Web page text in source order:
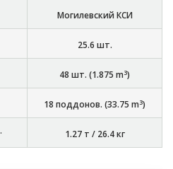
Могилевский КСИ
25.6 шт.
48 шт. (1.875 m3)
18 поддонов. (33.75 m3)
1.27 т / 26.4 кг